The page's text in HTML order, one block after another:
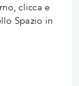
clicca e
Spazio in